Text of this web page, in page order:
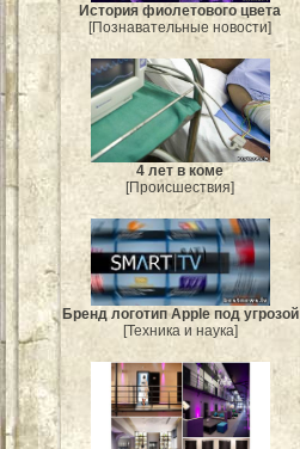
История фиолетового цвета
[Познавательные новости]
4 лет в коме
[Происшествия]
Бренд логотип Apple под угрозой
[Техника и наука]